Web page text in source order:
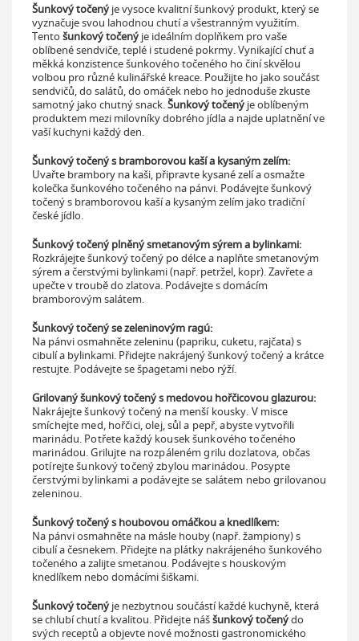
Šunkový točený je vysoce kvalitní šunkový produkt, který se
vyznačuje svou lahodnou chutí a všestranným využitím.
Tentošunkový točený je ideálním doplňkem pro vaše
oblíbené sendviče, teplé i studené pokrmy. Vynikající chuť a
měkká konzistence šunkového točeného ho činí skvělou
volbou pro různé kulinářské kreace. Použijte ho jako součást
sendvičů, do salátů, do omáček nebo ho jednoduše zkuste
samotný jako chutný snack.Šunkový točený je oblíbeným
produktem mezi milovníky dobrého jídla a najde uplatnění ve
vaší kuchyni každý den.
Šunkový točený s bramborovou kaší a kysaným zelím:
Uvařte brambory na kaši, připravte kysané zelí a osmažte
kolečka šunkového točeného na pánvi. Podávejte šunkový
točený s bramborovou kaší a kysaným zelím jako tradiční
české jídlo.
Šunkový točený plněný smetanovým sýrem a bylinkami:
Rozkrájejte šunkový točený po délce a naplňte smetanovým
sýrem a čerstvými bylinkami (např. petržel, kopr). Zavřete a
upečte v troubě do zlatova. Podávejte s domácím
bramborovým salátem.
Šunkový točený se zeleninovým ragú:
Na pánvi osmahněte zeleninu (papriku, cuketu, rajčata) s
cibulí a bylinkami. Přidejte nakrájený šunkový točený a krátce
restujte. Podávejte se špagetami nebo rýží.
Grilovaný šunkový točený s medovou hořčicovou glazurou:
Nakrájejte šunkový točený na menší kousky. V misce
smíchejte med, hořčici, olej, sůl a pepř, abyste vytvořili
marinádu. Potřete každý kousek šunkového točeného
marinádou. Grilujte na rozpáleném grilu dozlatova, občas
potírejte šunkový točený zbylou marinádou. Posypte
čerstvými bylinkami a podávejte se salátem nebo grilovanou
zeleninou.
Šunkový točený s houbovou omáčkou a knedlíkem:
Na pánvi osmahněte na másle houby (např. žampiony) s
cibulí a česnekem. Přidejte na plátky nakrájeného šunkového
točeného a zalijte smetanou. Podávejte s houskovým
knedlíkem nebo domácími šiškami.
Šunkový točený je nezbytnou součástí každé kuchyně, která
se chlubí chutí a kvalitou. Přidejte náššunkový točenýdo
svých receptů a objevte nové možnosti gastronomického